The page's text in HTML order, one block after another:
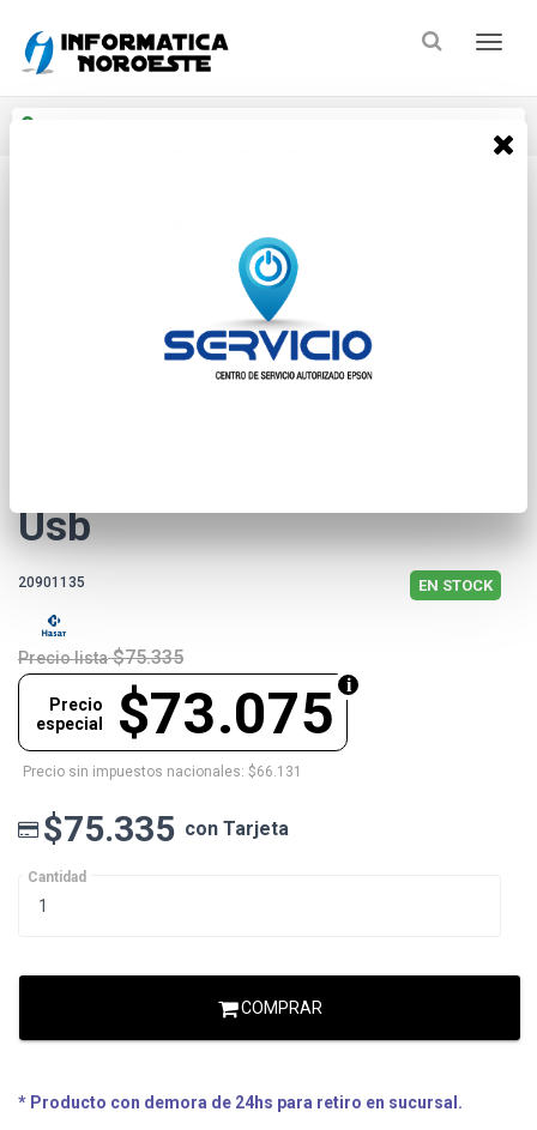
Usb
20901135 EN STOCK
Precio lista $75.335
$73.075
Precio
especial
Precio sin impuestos nacionales: $66.131
$75.335 con Tarjeta
Cantidad
COMPRAR
* Producto con demora de 24hs para retiro en sucursal.